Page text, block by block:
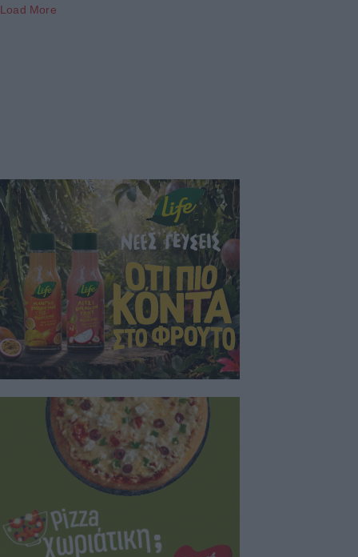
Load More